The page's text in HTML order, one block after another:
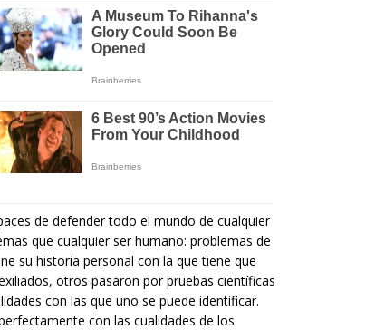
de defender todo el mundo de cualquier
que cualquier ser humano: problemas de
su historia personal con la que tiene que
otros pasaron por pruebas científicas
con las que uno se puede identificar.
con las cualidades de los